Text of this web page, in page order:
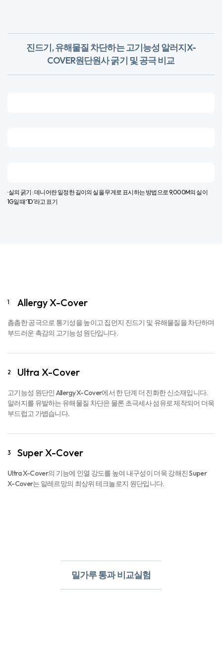
진드기, 유해물질 차단하는 고기능성 알러지X-
COVER원단​원사 굵기 및 공극 비교
· 실의 굵기 : 데니어란 일정한 길이의 실을 무게로 표시하는 방법으로 9,000M의 실이
1G일 때 ‘1D’라고 표기​
1 Allergy X-Cover
촘촘한 공극으로 통기성을 높이고 집먼지 진드기 및 유해물질을 차단하며
부드러운 촉감의 고기능성 원단입니다.
2 Ultra X-Cover
고기능성 원단인 Allergy X-Cover에서 한 단계 더 진화한 신소재입니다.
알러지를 유발하는 유해물질 차단은 물론 초극세사 섬유로 제작되어 더욱
부드럽고 가볍습니다.
3 Super X-Cover
Ultra X-Cover의 기능에 인열 강도를 높여 내구성이 더욱 강해진 Super
X-Cover는 알레르망의 최상위 테크놀로지 원단입니다.
밀가루 통과 비교실험​